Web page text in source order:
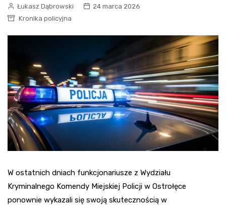
Łukasz Dąbrowski
24 marca 2026
Kronika policyjna
W ostatnich dniach funkcjonariusze z Wydziału
Kryminalnego Komendy Miejskiej Policji w Ostrołęce
ponownie wykazali się swoją skutecznością w